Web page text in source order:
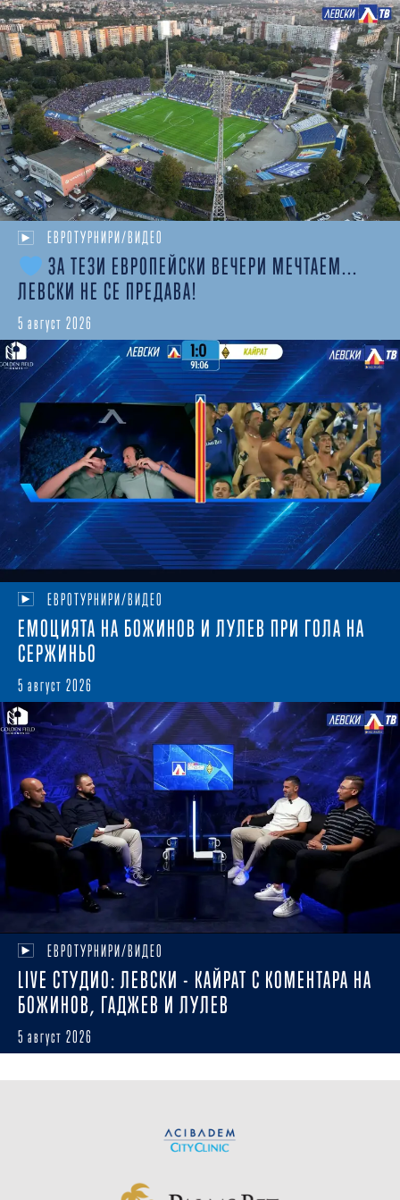
ЕВРОТУРНИРИ/ВИДЕО
ЗА ТЕЗИ ЕВРОПЕЙСКИ ВЕЧЕРИ МЕЧТАЕМ...
ЛЕВСКИ НЕ СЕ ПРЕДАВА!
5 август 2026
ЕВРОТУРНИРИ/ВИДЕО
ЕМОЦИЯТА НА БОЖИНОВ И ЛУЛЕВ ПРИ ГОЛА НА
СЕРЖИНЬО
5 август 2026
ЕВРОТУРНИРИ/ВИДЕО
LIVE СТУДИО: ЛЕВСКИ - КАЙРАТ С КОМЕНТАРА НА
БОЖИНОВ, ГАДЖЕВ И ЛУЛЕВ
5 август 2026